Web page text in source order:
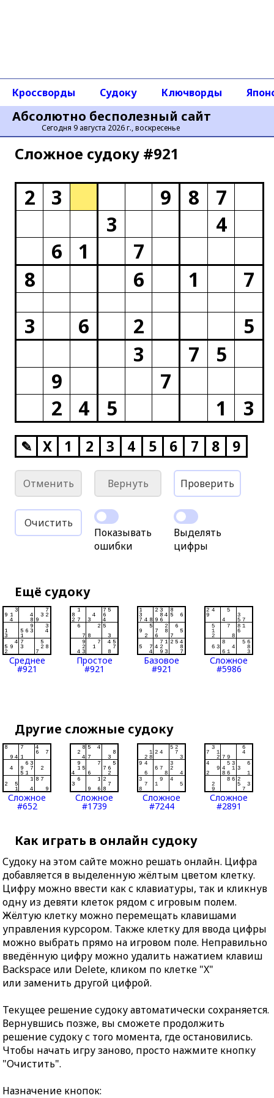
Абсолютно бесполезный сайт
Сегодня 9 августа 2026 г., воскресенье
Кроссворды Судоку Ключворды
Сложное cудоку #921
2 3 9 8
7
3
4
6
1
7
8
6 1
7
3
6 2
5
3
7
5
9
7
2
4 5 1 3
✎ X 1 2 3 4 5 6 7 8 9
Отменить Вернуть Проверить
Очистить
Показывать
ошибки
Выделять
цифры
Ещё судоку
Среднее
#921
Простое
#921
Базовое
#921
Сложное
#5986
Другие сложные судоку
Сложное
#652
Сложное
#1739
Сложное
#7244
Сложное
#2891
Как играть в онлайн судоку
Судоку на этом сайте можно решать онлайн. Цифра
добавляется в выделенную жёлтым цветом клетку.
Цифру можно ввести как с клавиатуры, так и кликнув
одну из девяти клеток рядом с игровым полем.
Жёлтую клетку можно перемещать клавишами
управления курсором. Также клетку для ввода цифры
можно выбрать прямо на игровом поле. Неправильно
введённую цифру можно удалить нажатием клавиш
Backspace или Delete, кликом по клетке "X"
или заменить другой цифрой.
Текущее решение судоку автоматически сохраняется.
Вернувшись позже, вы сможете продолжить
решение судоку с того момента, где остановились.
Чтобы начать игру заново, просто нажмите кнопку
"Очистить".
Назначение кнопок: